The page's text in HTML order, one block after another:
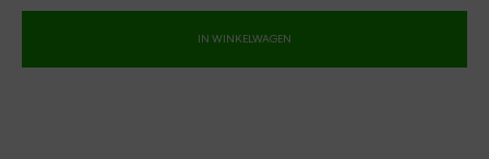
IN WINKELWAGEN